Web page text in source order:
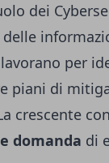
dei
per
piani di
crescente
domanda di